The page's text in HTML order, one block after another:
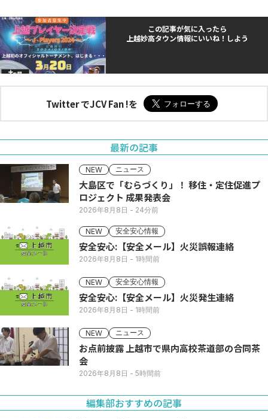
この記事が気に入ったら
上越妙高タウン情報にいいね！しよう
Twitter でJCV Fan !を
最新の記事
NEW ニュース
大島区で「むらづくり」！ 移住・定住促進プ
ロジェクト 成果発表会
2026年8月8日 - 24分前
NEW 安全安心情報
安全安心:【安全メール】火災誤報連絡
2026年8月8日 - 1時間前
NEW 安全安心情報
安全安心:【安全メール】火災発生連絡
2026年8月8日 - 1時間前
NEW ニュース
お点前披露 上越市で県内高校茶道部の合同茶
会
2026年8月8日 - 5時間前
編集部おすすめの記事